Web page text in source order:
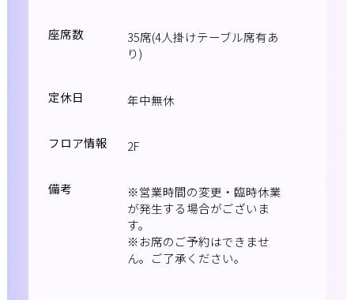
座席数
35席(4人掛けテーブル席有あ
り)
定休日 年中無休
フロア情報 2F
備考
※営業時間の変更・臨時休業
が発生する場合がございま
す。
※お席のご予約はできませ
ん。ご了承ください。